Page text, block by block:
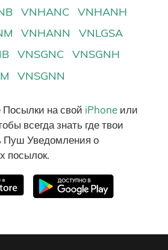
VNHANC
VNHANH
VNHANN
VNLGSA
VNSGNC
VNSGNH
VNSGNN
на свой iPhone или
всегда знать где твои
Пуш Уведомления о
посылок.